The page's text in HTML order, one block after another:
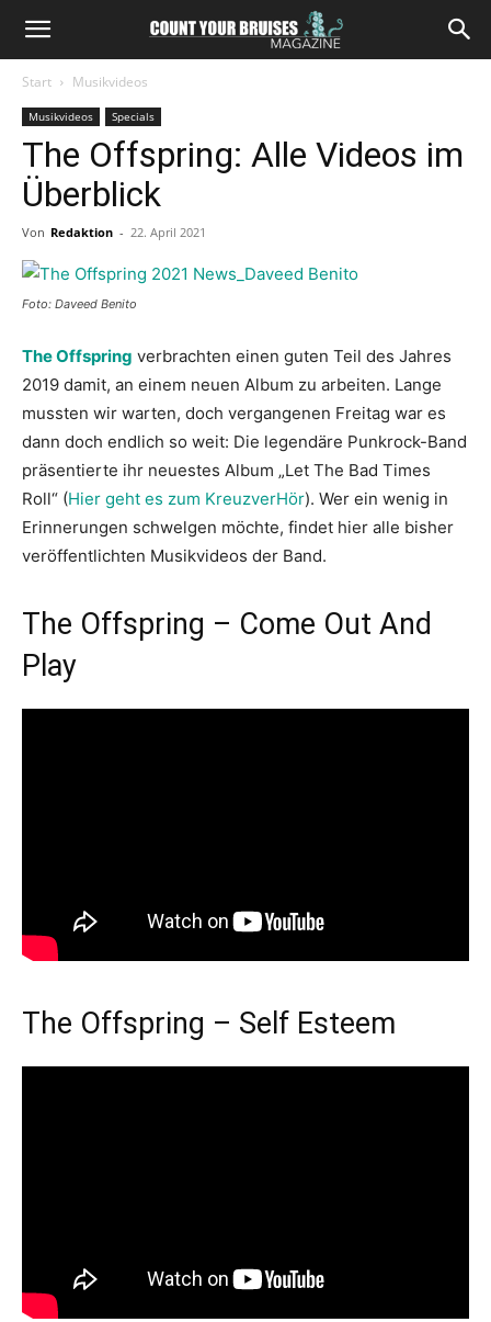
Start Musikvideos
Musikvideos Specials
The Offspring: Alle Videos im
Überblick
Von Redaktion - 22. April 2021
Foto: Daveed Benito
The Offspring verbrachten einen guten Teil des Jahres
2019 damit, an einem neuen Album zu arbeiten. Lange
mussten wir warten, doch vergangenen Freitag war es
dann doch endlich so weit: Die legendäre Punkrock-Band
präsentierte ihr neuestes Album „Let The Bad Times
Roll“ (Hier geht es zum KreuzverHör). Wer ein wenig in
Erinnerungen schwelgen möchte, findet hier alle bisher
veröffentlichten Musikvideos der Band.
The Offspring – Come Out And
Play
The Offspring – Self Esteem